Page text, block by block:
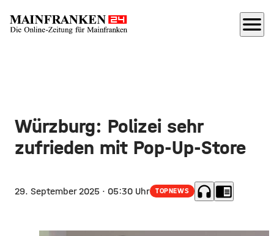
menu
Würzburg: Polizei sehr
zufrieden mit Pop-Up-Store
29. September 2025 · 05:30 Uhr TOPNEWS headphones chrome_reader_mode